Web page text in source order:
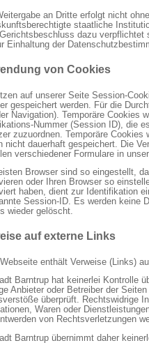
an Dritte erfolgt nicht
staatliche
dazu verpflichtet
Einhaltung der
von Cookies
auf unserer Seite Session-
gespeichert werden. Für die
Navigation). Temporäre Cookies
Nummer (Session ID), die
zuzuordnen. Temporäre
nicht dauerhaft gespeichert. Die
verschiedener Formulare in
Browser sind so eingestellt,
oder Ihren Browser so
haben, dient zur Identifikation
Session-ID. Es werden keine
wieder gelöscht.
auf externe Links
enthält Verweise (Links)
Barntrup hat keinerlei Kontrolle
Anbieter oder Betreiber der
überprüft. Rechtswidrige
Waren oder
von Rechtsverletzungen
Barntrup übernimmt daher